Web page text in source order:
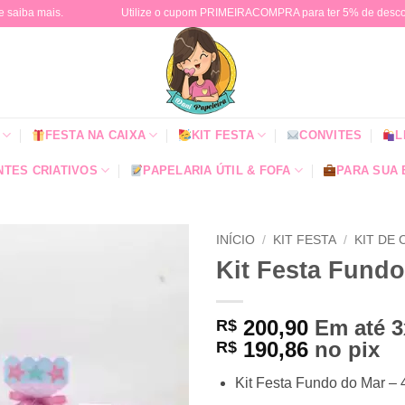
saiba mais. Utilize o cupom PRIMEIRACOMPRA para ter 5% de
FESTA NA CAIXA KIT FESTA CONVITES
CRIATIVOS PAPELARIA ÚTIL & FOFA PARA SUA
INÍCIO / KIT FESTA / KIT DE
Kit Festa
R$ 200,90 Em até
R$ 190,86 no pix
Kit Festa Fundo do Mar –